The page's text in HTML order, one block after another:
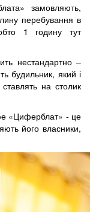
замовляють,
перебування в
1 годину тут
нестандартно –
будильник, який і
на столик
«Циферблат» - це
його власники,